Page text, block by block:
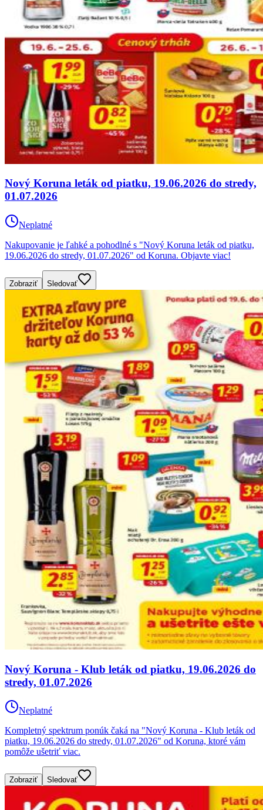
Nový Koruna leták od piatku, 19.06.2026 do stredy,
01.07.2026
Neplatné
Nakupovanie je ľahké a pohodlné s "Nový Koruna leták od piatku,
19.06.2026 do stredy, 01.07.2026" od Koruna. Objavte viac!
Zobraziť Sledovať
Nový Koruna - Klub leták od piatku, 19.06.2026 do
stredy, 01.07.2026
Neplatné
Kompletný spektrum ponúk čaká na "Nový Koruna - Klub leták od
piatku, 19.06.2026 do stredy, 01.07.2026" od Koruna, ktoré vám
pomôže ušetriť viac.
Zobraziť Sledovať